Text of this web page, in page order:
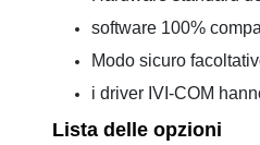
software 100%
Modo sicuro
i driver IVI-COM
Lista delle opzioni